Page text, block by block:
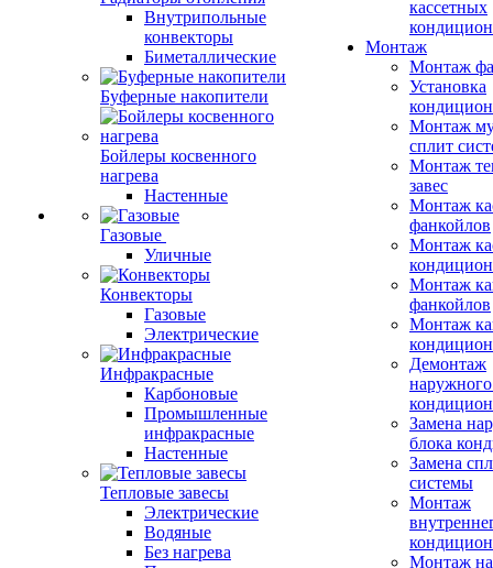
Внутрипольные
конвекторы
Биметаллические
Буферные накопители
Бойлеры косвенного
нагрева
Настенные
Газовые
Уличные
Конвекторы
Газовые
Электрические
Инфракрасные
Карбоновые
Промышленные
инфракрасные
Настенные
Тепловые завесы
Электрические
Водяные
Без нагрева
кассетных
Монтаж
Монтаж
Установка
Монтаж
сплит
Монтаж
завес
Монтаж
фанкойлов
Монтаж
Монтаж
фанкойлов
Монтаж
Демонтаж
Замена
блока
Замена
системы
Монтаж
Монтаж